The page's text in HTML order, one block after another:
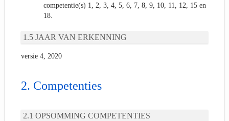
competentie(s) 1, 2, 3, 4, 5, 6, 7, 8, 9, 10, 11, 12, 15 en
18.
JAAR VAN ERKENNING
versie 4, 2020
Competenties
OPSOMMING COMPETENTIES